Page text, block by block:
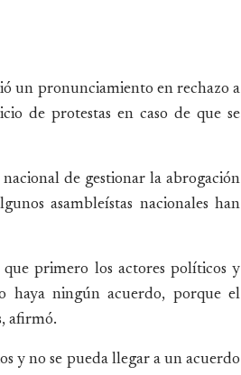
un pronunciamiento en rechazo a
de protestas en caso de que se
de gestionar la abrogación
asambleístas nacionales han
primero los actores políticos y
haya ningún acuerdo, porque el
afirmó.
y no se pueda llegar a un acuerdo